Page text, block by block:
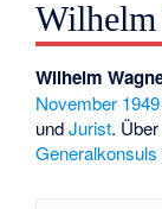
Wilhelm
November 1949
undJurist.
Generalkonsuls